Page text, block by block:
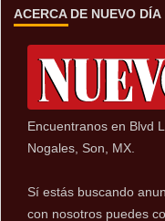
ACERCA DE NUEVO DÍA
Encuentranos en Blvd
Nogales, Son, MX.
Sí estás buscando
con nosotros puedes